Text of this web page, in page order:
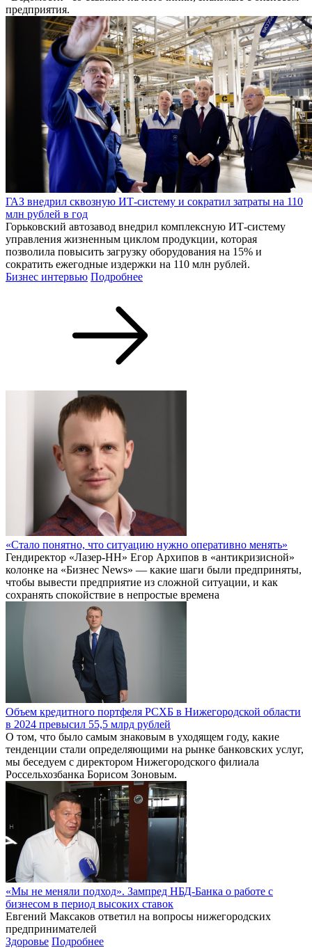
предприятия.
ГАЗ внедрил сквозную ИТ-систему и сократил затраты на 110
млн рублей в год
Горьковский автозавод внедрил комплексную ИТ-систему
управления жизненным циклом продукции, которая
позволила повысить загрузку оборудования на 15% и
сократить ежегодные издержки на 110 млн рублей.
Бизнес интервью Подробнее
«Стало понятно, что ситуацию нужно оперативно менять»
Гендиректор «Лазер-НН» Егор Архипов в «антикризисной»
колонке на «Бизнес News» — какие шаги были предприняты,
чтобы вывести предприятие из сложной ситуации, и как
сохранять спокойствие в непростые времена
Объем кредитного портфеля РСХБ в Нижегородской области
в 2024 превысил 55,5 млрд рублей
О том, что было самым знаковым в уходящем году, какие
тенденции стали определяющими на рынке банковских услуг,
мы беседуем с директором Нижегородского филиала
Россельхозбанка Борисом Зоновым.
«Мы не меняли подход». Зампред НБД-Банка о работе с
бизнесом в период высоких ставок
Евгений Максаков ответил на вопросы нижегородских
предпринимателей
Здоровье Подробнее